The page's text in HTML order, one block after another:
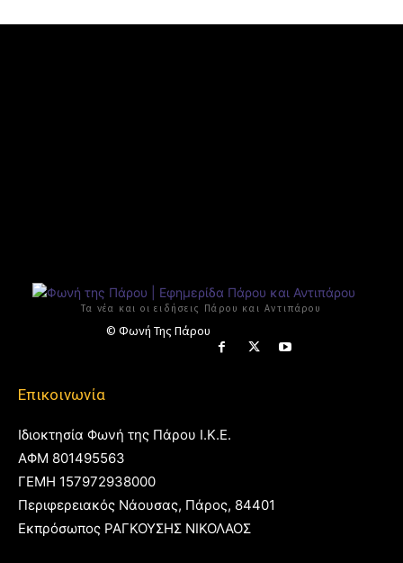
Τα νέα και οι ειδήσεις Πάρου και Αντιπάρου
© Φωνή Της Πάρου
Επικοινωνία
Ιδιοκτησία Φωνή της Πάρου Ι.Κ.Ε.
ΑΦΜ 801495563
ΓΕΜΗ 157972938000
Περιφερειακός Νάουσας, Πάρος, 84401
Εκπρόσωπος ΡΑΓΚΟΥΣΗΣ ΝΙΚΟΛΑΟΣ